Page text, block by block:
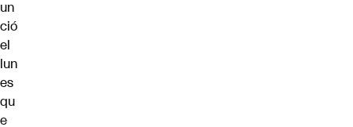
un
ció
el
lun
es
qu
e